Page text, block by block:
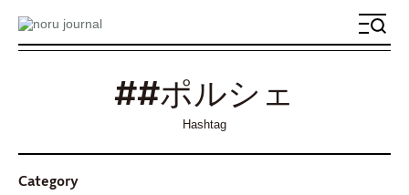
メ
##ポルシェ
Hashtag
Category